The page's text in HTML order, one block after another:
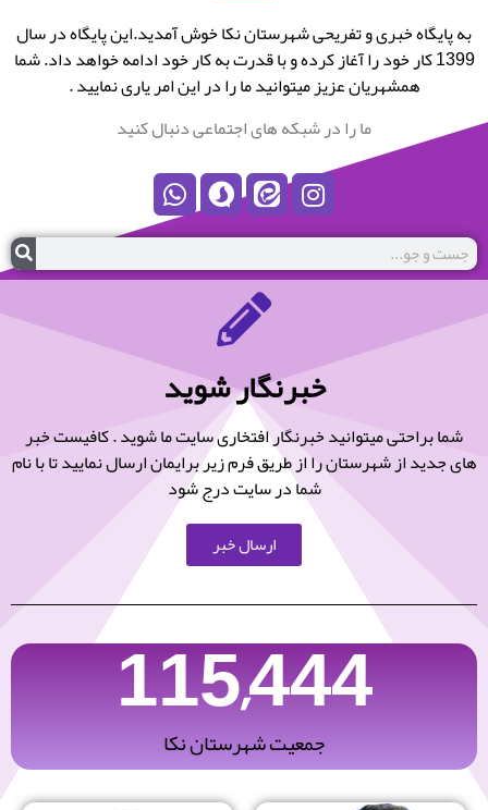
به پایگاه خبری و تفریحی شهرستان نکا خوش آمدید.این پایگاه در سال
1399 کار خود را آغاز کرده و با قدرت به کار خود ادامه خواهد داد. شما
همشهریان عزیز میتوانید ما را در این امر یاری نمایید .
ما را در شبکه های اجتماعی دنبال کنید
خبرنگار شوید
شما براحتی میتوانید خبرنگار افتخاری سایت ما شوید . کافیست خبر
های جدید از شهرستان را از طریق فرم زیر برایمان ارسال نمایید تا با نام
شما در سایت درج شود
ارسال خبر
115,444
جمعیت شهرستان نکا